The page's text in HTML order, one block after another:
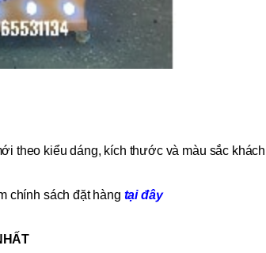
theo kiểu dáng, kích thước và màu sắc
chính sách đặt hàng tại đây